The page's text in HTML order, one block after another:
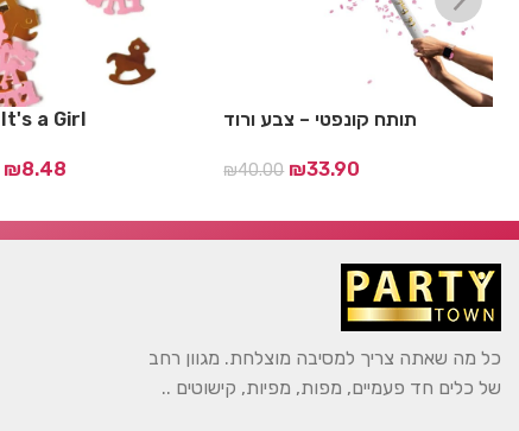
קונפטי It's a Girl
₪8.48
תותח קונפטי – צבע ורוד
₪40.00 ₪33.90
כל מה שאתה צריך למסיבה מוצלחת. מגוון רחב
של כלים חד פעמיים, מפות, מפיות, קישוטים ..